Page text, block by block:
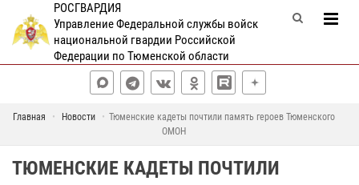
РОСГВАРДИЯ
Управление Федеральной службы войск
национальной гвардии Российской
Федерации по Тюменской области
Главная Новости
Тюменские кадеты почтили память героев Тюменского
ОМОН
ТЮМЕНСКИЕ КАДЕТЫ ПОЧТИЛИ